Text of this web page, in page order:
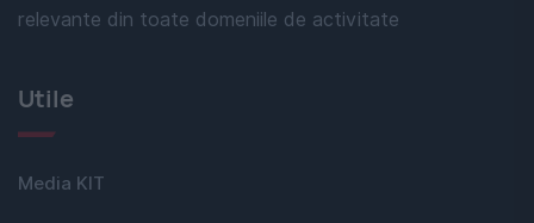
relevante din toate domeniile de activitate
Utile
Media KIT